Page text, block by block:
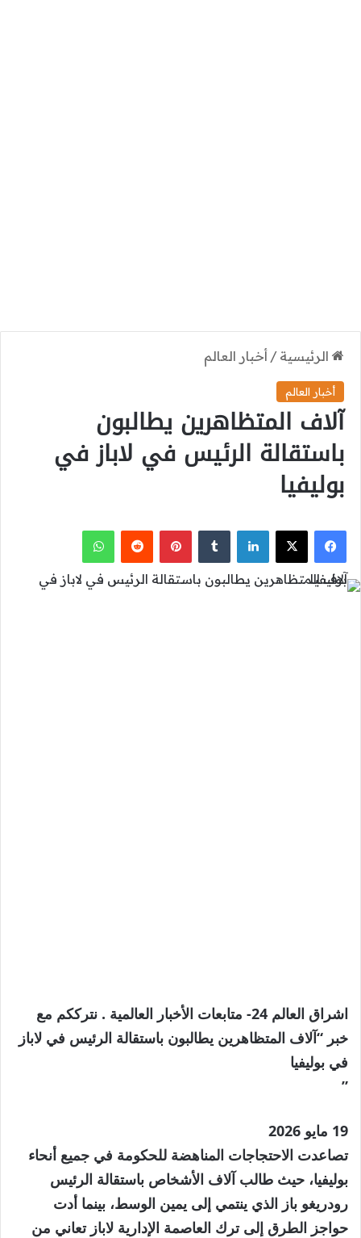
الرئيسية / أخبار العالم
أخبار العالم
آلاف المتظاهرين يطالبون
باستقالة الرئيس في لاباز في
بوليفيا
فيسبوك
‫X لينكدإن بينتيريست واتساب
اشراق العالم 24- متابعات الأخبار العالمية . نترككم مع
خبر “آلاف المتظاهرين يطالبون باستقالة الرئيس في لاباز
في بوليفيا
”
نُشرت
في
19
مايو
2026
19 مايو 2026
تصاعدت الاحتجاجات المناهضة للحكومة في جميع أنحاء
بوليفيا، حيث طالب آلاف الأشخاص باستقالة الرئيس
رودريغو باز الذي ينتمي إلى يمين الوسط، بينما أدت
حواجز الطرق إلى ترك العاصمة الإدارية لاباز تعاني من